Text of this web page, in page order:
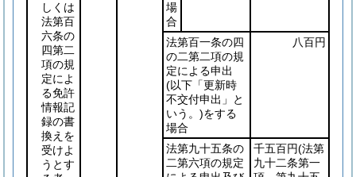
しくは
法第百
六条の
四第二
項の規
定によ
る免許
情報記
録の書
換えを
受けよ
うとす
場
合
法第百一条の四
の二第二項の規
定による申出
(以下「更新時
不交付申出」と
いう。)をする
場合
八百円
法第九十五条の
二第六項の規定
千五百円(法第
九十二条第一